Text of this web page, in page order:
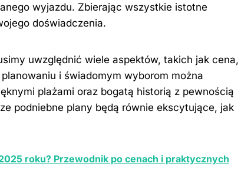
wyjazdu. Zbierając wszystkie istotne
doświadczenia.
uwzględnić wiele aspektów, takich jak cena,
i świadomym wyborom można
plażami oraz bogatą historią z pewnością
podniebne plany będą równie ekscytujące, jak
roku? Przewodnik po cenach i praktycznych